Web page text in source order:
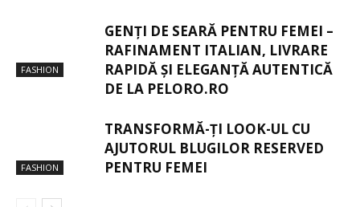
FASHION
GENȚI DE SEARĂ PENTRU FEMEI –
RAFINAMENT ITALIAN, LIVRARE
RAPIDĂ ȘI ELEGANȚĂ AUTENTICĂ
DE LA PELORO.RO
FASHION
TRANSFORMĂ-ȚI LOOK-UL CU
AJUTORUL BLUGILOR RESERVED
PENTRU FEMEI